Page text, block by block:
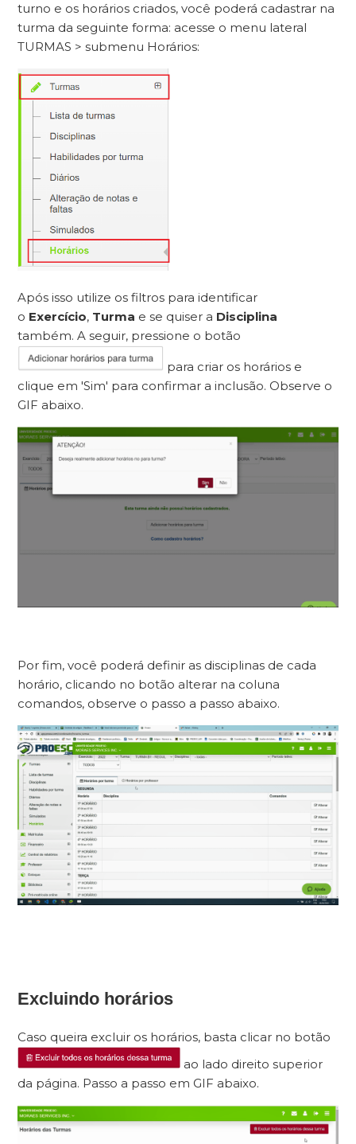
turno e os horários criados, você poderá cadastrar na
turma da seguinte forma: acesse o menu lateral
TURMAS > submenu Horários:
Após isso utilize os filtros para identificar
o Exercício, Turma e se quiser a Disciplina
também. A seguir, pressione o botão
para criar os horários e
clique em 'Sim' para confirmar a inclusão. Observe o
GIF abaixo.
Por fim, você poderá definir as disciplinas de cada
horário, clicando no botão alterar na coluna
comandos, observe o passo a passo abaixo.
Excluindo horários
Caso queira excluir os horários, basta clicar no botão
ao lado direito superior
da página. Passo a passo em GIF abaixo.